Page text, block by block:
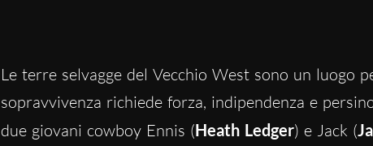
Le terre selvagge del Vecchio West sono un luogo
sopravvivenza richiede forza, indipendenza e
due giovani cowboy Ennis (Heath Ledger) e Jack (